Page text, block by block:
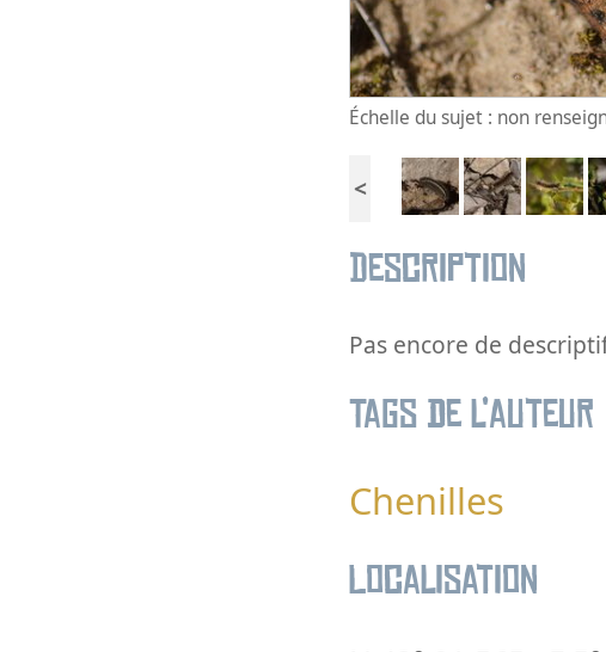
Échelle du sujet : non
<
Description
Pas encore de
Tags de l’auteur
Chenilles
Localisation